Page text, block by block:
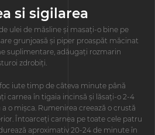
si sigilarea
ulei de măsline și masați-o bine pe
grunjoasă și piper proaspăt măcinat
suplimentare, adăugați rozmarin
zdrobiți.
iute timp de câteva minute până
carnea în tigaia incinsă și lăsați-o 2-4
o mișca. Rumenirea creează o crustă
Întoarceți carnea pe toate cele patru
aproximativ 20-24 de minute în